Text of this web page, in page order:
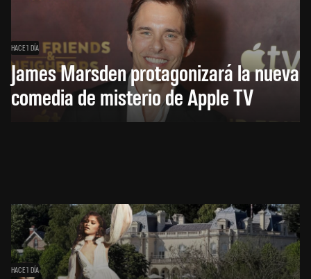
HACE 1 DÍA
James Marsden protagonizará la nueva
comedia de misterio de Apple TV
HACE 1 DÍA